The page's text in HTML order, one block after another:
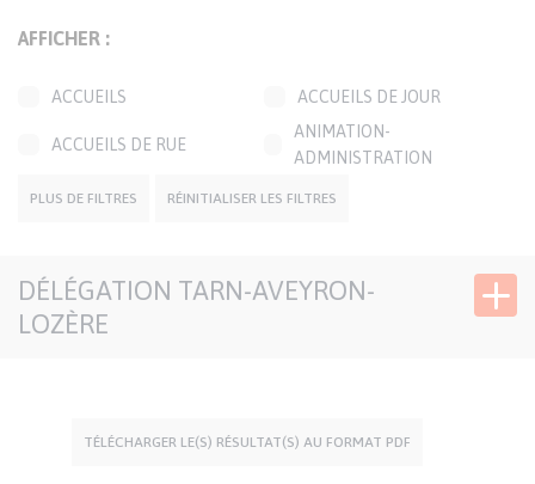
AFFICHER :
ACCUEILS ACCUEILS DE JOUR
ACCUEILS DE RUE
ANIMATION-
ADMINISTRATION
BOUTIQUES SOLIDAIRES
CAFÉS SOLIDAIRES
GROUPES CONVIVIAUX
PERMANENCES LOCALES
TRANSPORTS
PLUS DE FILTRES RÉINITIALISER LES FILTRES
DÉLÉGATION TARN-AVEYRON-
LOZÈRE
TÉLÉCHARGER LE(S) RÉSULTAT(S) AU FORMAT PDF